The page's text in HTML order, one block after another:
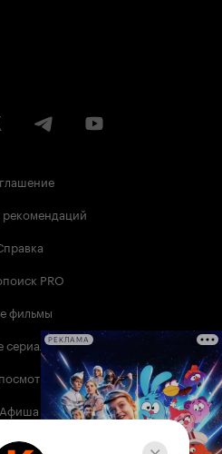
рекомендаций
PRO
фильмы
сериалы
Афиша
Музыка
РЕКЛАМА